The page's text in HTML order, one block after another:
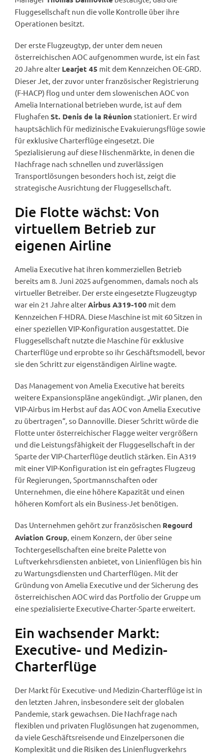
Fluggesellschaft nun die volle Kontrolle über ihre
Operationen besitzt.
Der erste Flugzeugtyp, der unter dem neuen
österreichischen AOC aufgenommen wurde, ist ein fast
20 Jahre alter Learjet 45 mit dem Kennzeichen OE-GRD.
Dieser Jet, der zuvor unter französischer Registrierung
(F-HACP) flog und unter dem slowenischen AOC von
Amelia International betrieben wurde, ist auf dem
Flughafen St. Denis de la Réunion stationiert. Er wird
hauptsächlich für medizinische Evakuierungsflüge sowie
für exklusive Charterflüge eingesetzt. Die
Spezialisierung auf diese Nischenmärkte, in denen die
Nachfrage nach schnellen und zuverlässigen
Transportlösungen besonders hoch ist, zeigt die
strategische Ausrichtung der Fluggesellschaft.
Die Flotte wächst: Von
virtuellem Betrieb zur
eigenen Airline
Amelia Executive hat ihren kommerziellen Betrieb
bereits am 8. Juni 2025 aufgenommen, damals noch als
virtueller Betreiber. Der erste eingesetzte Flugzeugtyp
war ein 21 Jahre alterAirbus A319-100 mit dem
Kennzeichen F-HDRA. Diese Maschine ist mit 60 Sitzen in
einer speziellen VIP-Konfiguration ausgestattet. Die
Fluggesellschaft nutzte die Maschine für exklusive
Charterflüge und erprobte so ihr Geschäftsmodell, bevor
sie den Schritt zur eigenständigen Airline wagte.
Das Management von Amelia Executive hat bereits
weitere Expansionspläne angekündigt. „Wir planen, den
VIP-Airbus im Herbst auf das AOC von Amelia Executive
zu übertragen“, so Dannoville. Dieser Schritt würde die
Flotte unter österreichischer Flagge weiter vergrößern
und die Leistungsfähigkeit der Fluggesellschaft in der
Sparte der VIP-Charterflüge deutlich stärken. Ein A319
mit einer VIP-Konfiguration ist ein gefragtes Flugzeug
für Regierungen, Sportmannschaften oder
Unternehmen, die eine höhere Kapazität und einen
höheren Komfort als ein Business-Jet benötigen.
Das Unternehmen gehört zur französischen Regourd
Aviation Group, einem Konzern, der über seine
Tochtergesellschaften eine breite Palette von
Luftverkehrsdiensten anbietet, von Linienflügen bis hin
zu Wartungsdiensten und Charterflügen. Mit der
Gründung von Amelia Executive und der Sicherung des
österreichischen AOC wird das Portfolio der Gruppe um
eine spezialisierte Executive-Charter-Sparte erweitert.
Ein wachsender Markt:
Executive- und Medizin-
Charterflüge
Der Markt für Executive- und Medizin-Charterflüge ist in
den letzten Jahren, insbesondere seit der globalen
Pandemie, stark gewachsen. Die Nachfrage nach
flexiblen und privaten Fluglösungen hat zugenommen,
da viele Geschäftsreisende und Einzelpersonen die
Komplexität und die Risiken des Linienflugverkehrs